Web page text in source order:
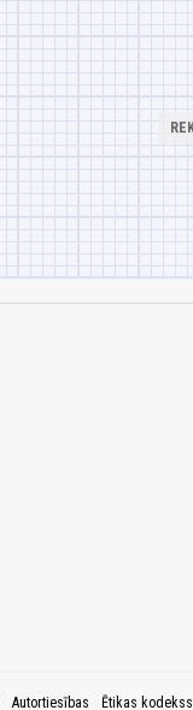
Autortiesības Ētikas kodekss